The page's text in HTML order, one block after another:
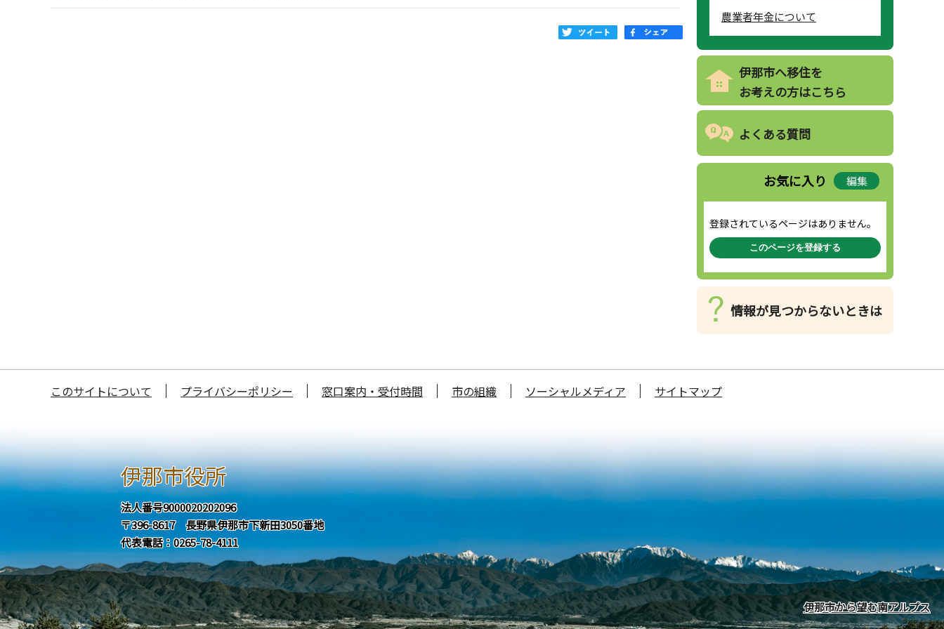
農業者年金について
伊那市へ移住を
お考えの方はこちら
よくある質問
お気に入り 編集
登録されているページはありません。
このページを登録する
情報が見つからないときは
このサイトについて プライバシーポリシー 窓口案内・受付時間 市の組織 ソーシャルメディア サイトマップ
伊那市役所
法人番号9000020202096
〒396-8617 長野県伊那市下新田3050番地
代表電話：0265-78-4111
伊那市から望む南アルプス